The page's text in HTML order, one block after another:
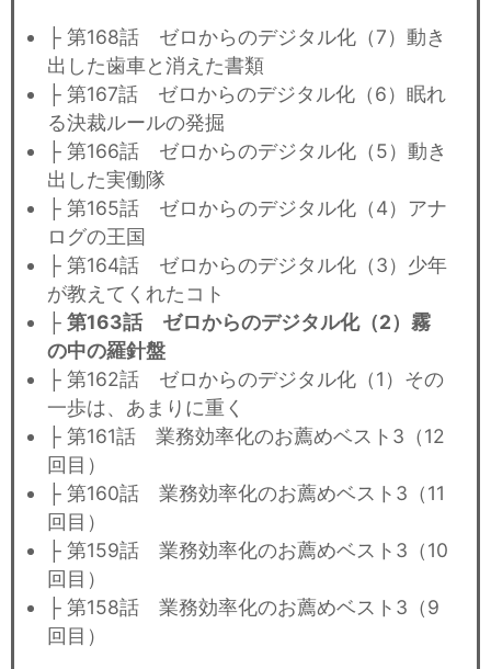
├ 第168話 ゼロからのデジタル化（7）動き
出した歯車と消えた書類
├ 第167話 ゼロからのデジタル化（6）眠れ
る決裁ルールの発掘
├ 第166話 ゼロからのデジタル化（5）動き
出した実働隊
├ 第165話 ゼロからのデジタル化（4）アナ
ログの王国
├ 第164話 ゼロからのデジタル化（3）少年
が教えてくれたコト
├ 第163話 ゼロからのデジタル化（2）霧
の中の羅針盤
├ 第162話 ゼロからのデジタル化（1）その
一歩は、あまりに重く
├ 第161話 業務効率化のお薦めベスト3（12
回目）
├ 第160話 業務効率化のお薦めベスト3（11
回目）
├ 第159話 業務効率化のお薦めベスト3（10
回目）
├ 第158話 業務効率化のお薦めベスト3（9
回目）